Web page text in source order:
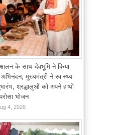
के साथ देवभूमि ने किया
मुख्यमंत्री ने स्वास्थ्य
श्रद्धालुओं को अपने हाथों
भोजन
4, 2026